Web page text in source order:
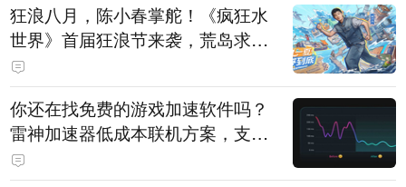
狂浪八月，陈小春掌舵！《疯狂水
世界》首届狂浪节来袭，荒岛求生
直播即将开启
你还在找免费的游戏加速软件吗？
雷神加速器低成本联机方案，支持
免费试用